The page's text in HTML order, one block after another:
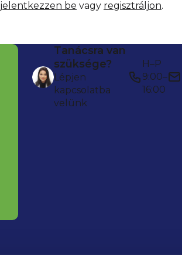
jelentkezzen be vagy regisztráljon.
Tanácsra van
szüksége?
Lépjen
kapcsolatba
velünk
H–P
9:00–
16:00